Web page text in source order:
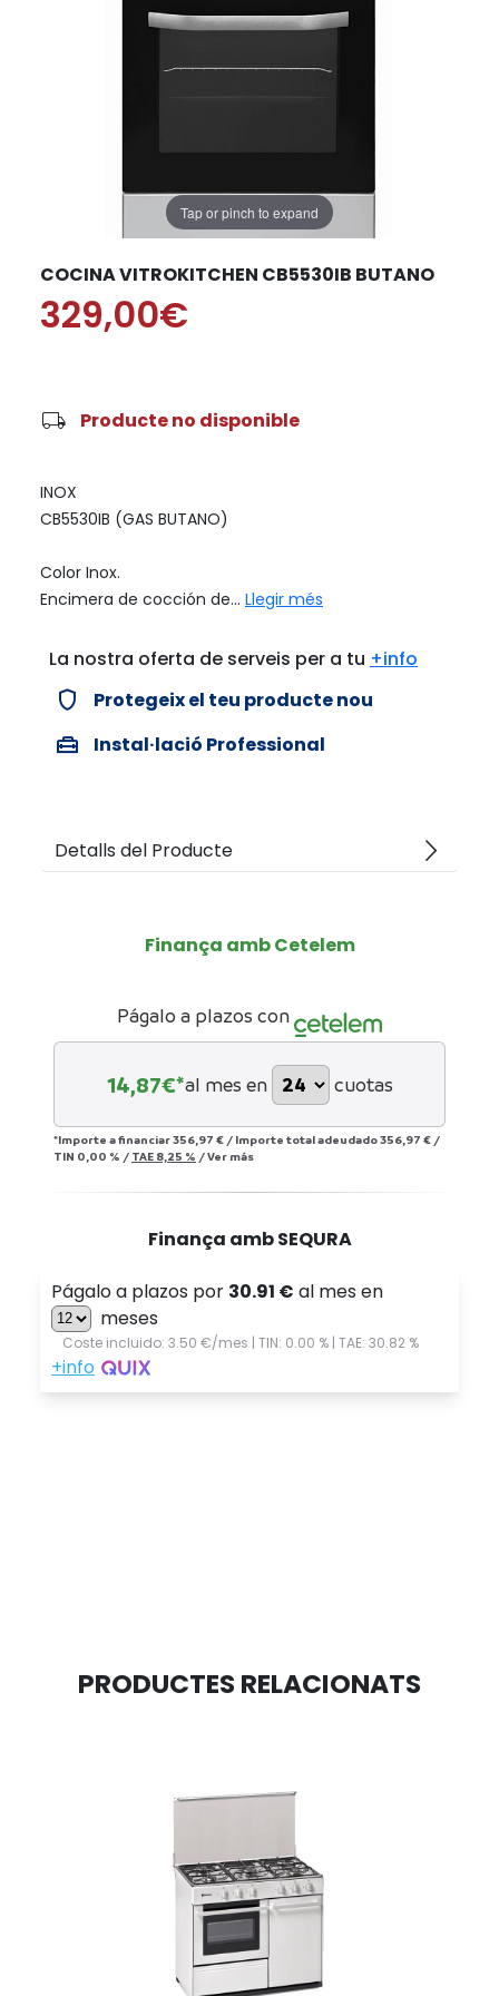
Tap or pinch to expand
COCINA VITROKITCHEN CB5530IB BUTANO
329,00€
local_shipping Producte no disponible
INOX
CB5530IB (GAS BUTANO)
Color Inox.
Encimera de cocción de... Llegir més
La nostra oferta de serveis per a tu +info
verified_user Protegeix el teu producte nou
home_repair_service Instal·lació Professional
Detalls del Producte arrow_forward_ios
Finança amb Cetelem
Págalo a plazos con
14,87€*al mes en cuotas
*Importe a financiar356,97 € / Importe total adeudado356,97 € /
TIN 0,00 % / TAE 8,25 % /Ver más
Finança amb SEQURA
PRODUCTES RELACIONATS